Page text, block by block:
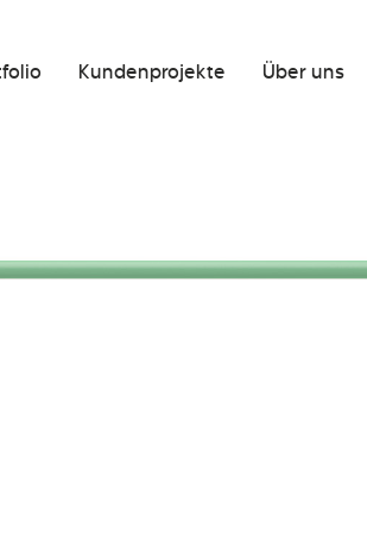
Kundenprojekte Über uns